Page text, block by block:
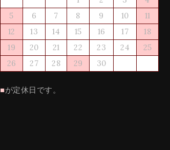
5
6 7 8 9 10
11
12
13 14 15 16 17
18
19
20 21 22 23 24
25
26
27 28 29 30
■が定休日です。